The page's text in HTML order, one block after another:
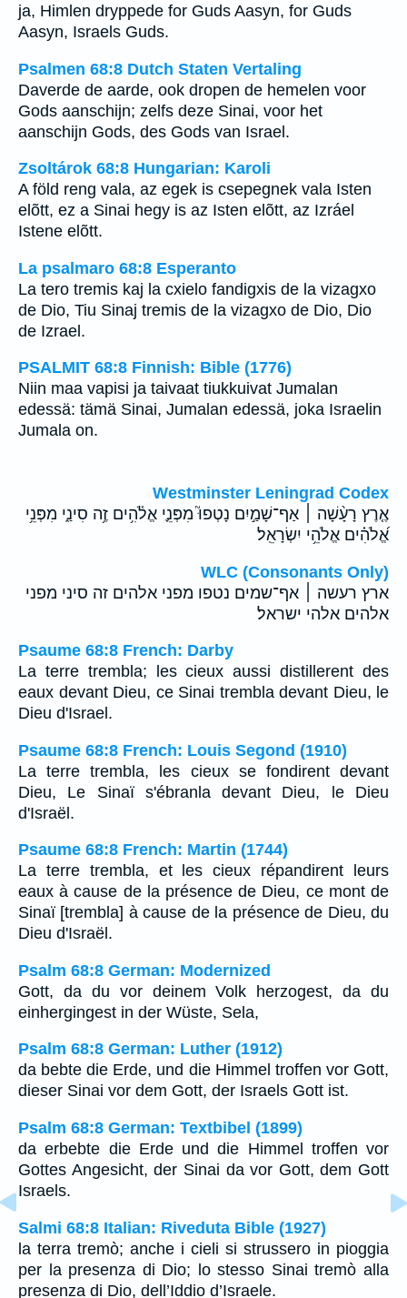
ja, Himlen dryppede for Guds Aasyn, for Guds
Aasyn, Israels Guds.
Psalmen 68:8 Dutch Staten Vertaling
Daverde de aarde, ook dropen de hemelen voor
Gods aanschijn; zelfs deze Sinai, voor het
aanschijn Gods, des Gods van Israel.
Zsoltárok 68:8 Hungarian: Karoli
A föld reng vala, az egek is csepegnek vala Isten
elõtt, ez a Sinai hegy is az Isten elõtt, az Izráel
Istene elõtt.
La psalmaro 68:8 Esperanto
La tero tremis kaj la cxielo fandigxis de la vizagxo
de Dio, Tiu Sinaj tremis de la vizagxo de Dio, Dio
de Izrael.
PSALMIT 68:8 Finnish: Bible (1776)
Niin maa vapisi ja taivaat tiukkuivat Jumalan
edessä: tämä Sinai, Jumalan edessä, joka Israelin
Jumala on.
Westminster Leningrad Codex
אֶ֤רֶץ רָעָ֨שָׁה ׀ אַף־שָׁמַ֣יִם נָטְפוּ֮ מִפְּנֵ֪י אֱלֹ֫הִ֥ים זֶ֥ה סִינַ֑י מִפְּנֵ֥י
אֱ֝לֹהִ֗ים אֱלֹהֵ֥י יִשְׂרָאֵֽל׃
WLC (Consonants Only)
ארץ רעשה ׀ אף־שמים נטפו מפני אלהים זה סיני מפני
אלהים אלהי ישראל׃
Psaume 68:8 French: Darby
La terre trembla; les cieux aussi distillerent des
eaux devant Dieu, ce Sinai trembla devant Dieu, le
Dieu d'Israel.
Psaume 68:8 French: Louis Segond (1910)
La terre trembla, les cieux se fondirent devant
Dieu, Le Sinaï s'ébranla devant Dieu, le Dieu
d'Israël.
Psaume 68:8 French: Martin (1744)
La terre trembla, et les cieux répandirent leurs
eaux à cause de la présence de Dieu, ce mont de
Sinaï [trembla] à cause de la présence de Dieu, du
Dieu d'Israël.
Psalm 68:8 German: Modernized
Gott, da du vor deinem Volk herzogest, da du
einhergingest in der Wüste, Sela,
Psalm 68:8 German: Luther (1912)
da bebte die Erde, und die Himmel troffen vor Gott,
dieser Sinai vor dem Gott, der Israels Gott ist.
Psalm 68:8 German: Textbibel (1899)
da erbebte die Erde und die Himmel troffen vor
Gottes Angesicht, der Sinai da vor Gott, dem Gott
Israels.
Salmi 68:8 Italian: Riveduta Bible (1927)
la terra tremò; anche i cieli si strussero in pioggia
per la presenza di Dio; lo stesso Sinai tremò alla
presenza di Dio, dell’Iddio d’Israele.